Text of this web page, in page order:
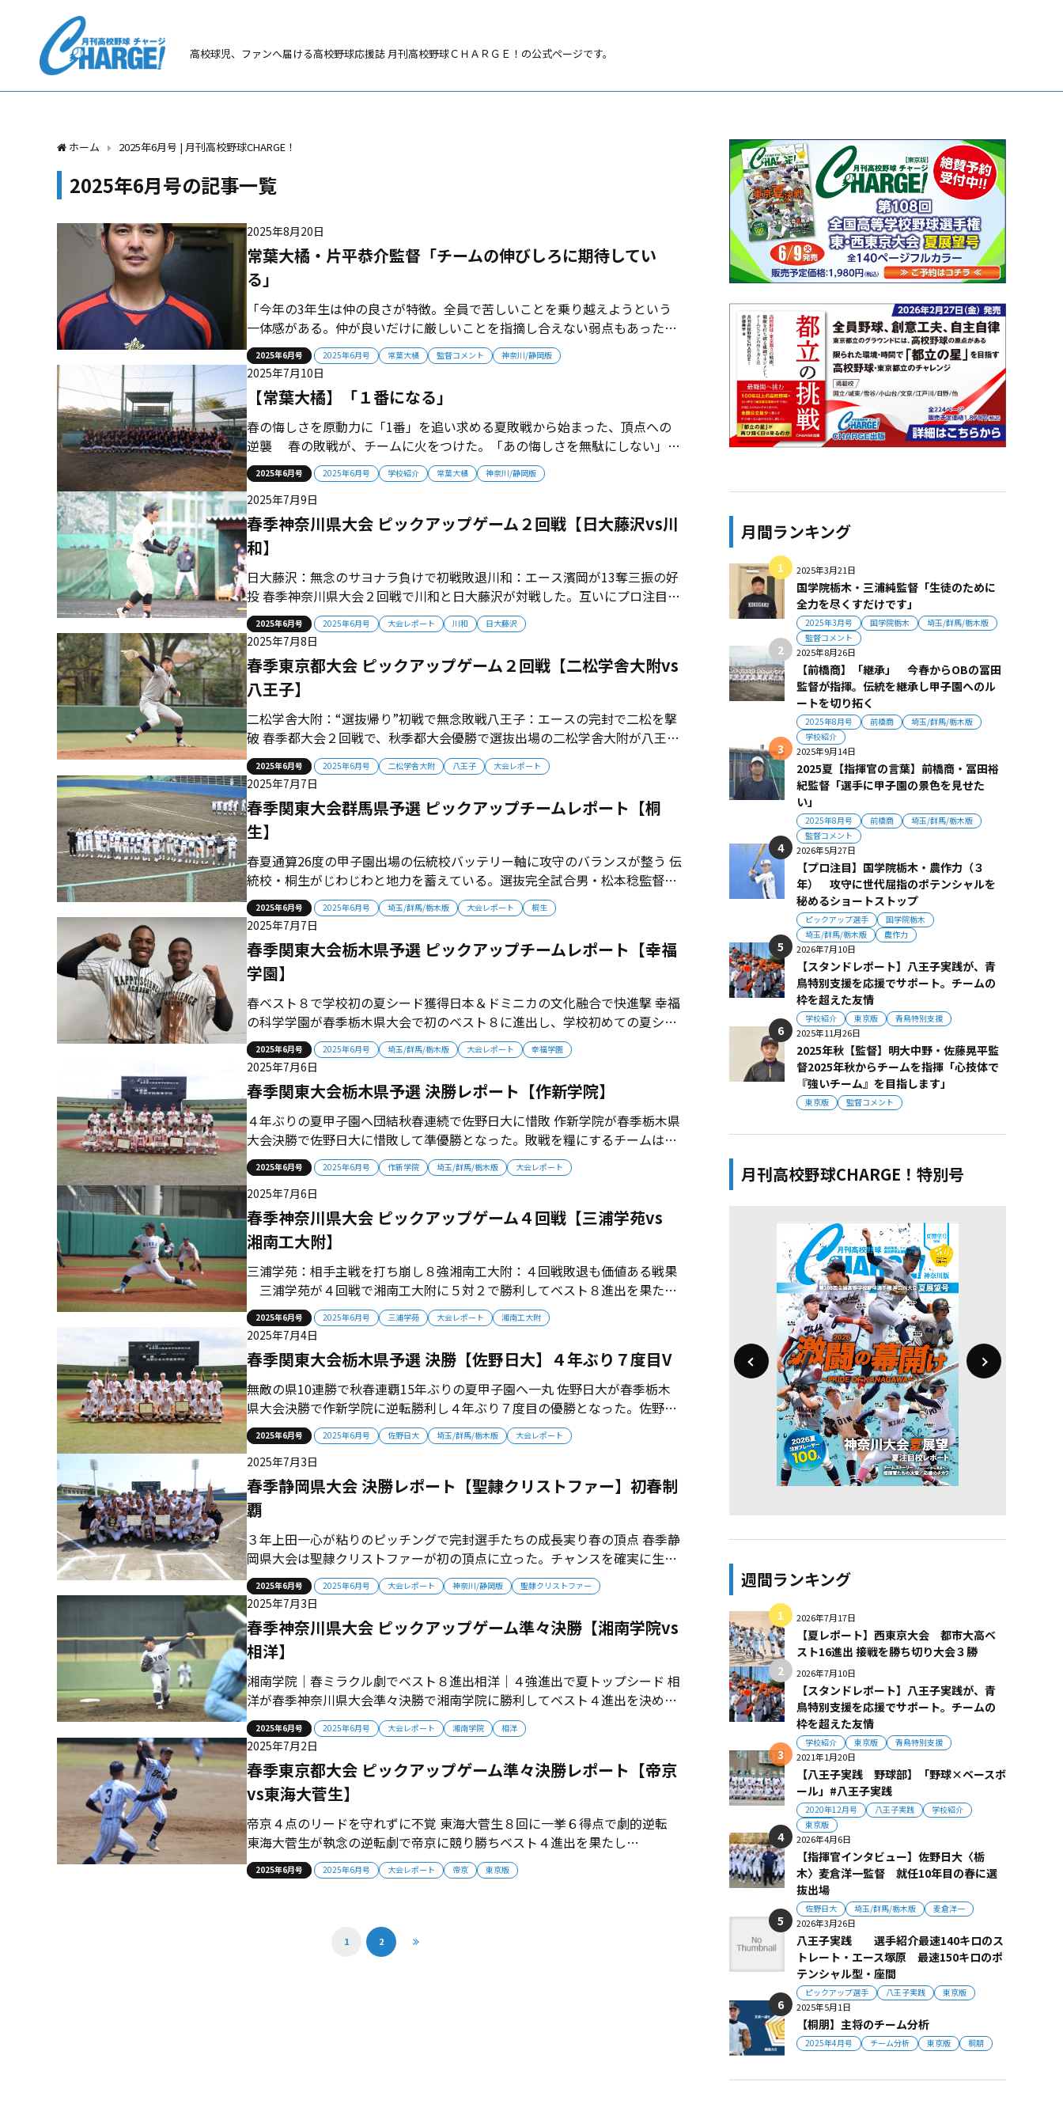
高校球児、ファンへ届ける高校野球応援誌 月刊高校野球ＣＨＡＲＧＥ！の公式ページです。
ホーム 2025年6月号 | 月刊高校野球CHARGE！
2025年6月号の記事一覧
2025年6月号 2025年6月号 常葉大橘 監督コメント 神奈川/静岡版
常葉大橘・片平恭介監督「チームの伸びしろに期待してい
る」
2025年8月20日
「今年の3年生は仲の良さが特徴。全員で苦しいことを乗り越えようという
一体感がある。仲が良いだけに厳しいことを指摘し合えない弱点もあった。
春の大会で負けたことで、それだけではダメだと気付き、練習での雰囲気も
変わってきた。まだまだ伸びしろのあるチームだと感じている」【監督プロ
フィール】1988年静岡県生まれ。常葉橘−常葉大...
2025年6月号 2025年6月号 学校紹介 常葉大橘 神奈川/静岡版
【常葉大橘】「１番になる」
2025年7月10日
春の悔しさを原動力に「1番」を追い求める夏敗戦から始まった、頂点への
逆襲 春の敗戦が、チームに火をつけた。「あの悔しさを無駄にしない」と
心に誓い、“本音でぶつかるチーム”へと変わった。一人ひとりが「1番」を
目指し、仲間とともに頂点を目指す夏が始まる。（取材・栗山司） ■負けか
ら得た財産 この夏はノーシードから頂点へ―...
2025年6月号 2025年6月号 大会レポート 川和 日大藤沢
春季神奈川県大会 ピックアップゲーム２回戦【日大藤沢vs川
和】
2025年7月9日
日大藤沢：無念のサヨナラ負けで初戦敗退川和：エース濱岡が13奪三振の好
投 春季神奈川県大会２回戦で川和と日大藤沢が対戦した。互いにプロ注目選
手を擁するチーム同士の激突は大会屈指の好カード。プロスカウトが集結し
た中で川和が４対３で競り勝った。 ■プロ９球団スカウトが集結 試合会場
となった日大藤沢グラウンドには、国内プロ球...
2025年6月号 2025年6月号 二松学舎大附 八王子 大会レポート
春季東京都大会 ピックアップゲーム２回戦【二松学舎大附vs
八王子】
2025年7月8日
二松学舎大附：“選抜帰り”初戦で無念敗戦八王子：エースの完封で二松を撃
破 春季都大会２回戦で、秋季都大会優勝で選抜出場の二松学舎大附が八王子
に敗れた。春初戦で屈した二松学舎大附は、夏のノーシードが決定した。 ■
打線が沈黙し３安打で無情の敗戦 春季都大会２回戦二松学舎大附対八王子
は、大会序盤の好カード。秋季都大会優勝で選...
2025年6月号 2025年6月号 埼玉/群馬/栃木版 大会レポート 桐生
春季関東大会群馬県予選 ピックアップチームレポート【桐
生】
2025年7月7日
春夏通算26度の甲子園出場の伝統校バッテリー軸に攻守のバランスが整う 伝
統校・桐生がじわじわと地力を蓄えている。選抜完全試合男・松本稔監督が
率いるチームは、夏のダークホースになる予感が漂っている。 ■昨秋は２回
戦で樹徳を撃破 春夏通算26度の甲子園出場を誇る伝統校・桐生。2021年度
に桐生女子高と統合し、新たに男女共学...
2025年6月号 2025年6月号 埼玉/群馬/栃木版 大会レポート 幸福学園
春季関東大会栃木県予選 ピックアップチームレポート【幸福
学園】
2025年7月7日
春ベスト８で学校初の夏シード獲得日本＆ドミニカの文化融合で快進撃 幸福
の科学学園が春季栃木県大会で初のベスト８に進出し、学校初めての夏シー
ド権を獲得した。ドミニカ出身の２選手らの活躍によって旋風を巻き起こし
た。 ■2010年に開校し同秋から大会参加 幸福の科学学園は栃木県那須郡
に位置する全寮制の高校。2010年に開校...
2025年6月号 2025年6月号 作新学院 埼玉/群馬/栃木版 大会レポート
春季関東大会栃木県予選 決勝レポート【作新学院】
2025年7月6日
４年ぶりの夏甲子園へ団結秋春連続で佐野日大に惜敗 作新学院が春季栃木県
大会決勝で佐野日大に惜敗して準優勝となった。敗戦を糧にするチームは関
東大会を経て、４年ぶりの夏甲子園を目指す。 ■決勝では主砲・土井が３ラ
ン 作新学院は2011年から県内夏10連覇。2016年にはエース今井達也（西
武）を擁して全国制覇を成し遂げている...
2025年6月号 2025年6月号 三浦学苑 大会レポート 湘南工大附
春季神奈川県大会 ピックアップゲーム４回戦【三浦学苑vs
湘南工大附】
2025年7月6日
三浦学苑：相手主戦を打ち崩し８強湘南工大附：４回戦敗退も価値ある戦果
三浦学苑が４回戦で湘南工大附に５対２で勝利してベスト８進出を果たし
た。両チームの力強い進撃は、神奈川高校野球に新たな風を吹き込んだ。 ■
３回戦で秋３位の平塚学園撃破 湘南工大附は３回戦で秋３位の平塚学園と対
戦した。相手優位の下馬評の中で、右オーバー...
2025年6月号 2025年6月号 佐野日大 埼玉/群馬/栃木版 大会レポート
春季関東大会栃木県予選 決勝【佐野日大】４年ぶり７度目V
2025年7月4日
無敵の県10連勝で秋春連覇15年ぶりの夏甲子園へ一丸 佐野日大が春季栃木
県大会決勝で作新学院に逆転勝利し４年ぶり７度目の優勝となった。佐野日
大は秋春の県大会連覇となった。（取材・永島一顕） ■作新相手に６回に大
逆転勝利 佐野日大の誤算は６回表までに大きくリードされたこと。１対３で
迎えた６回には土井雄一郎に３ランを打たれ...
2025年6月号 2025年6月号 大会レポート 神奈川/静岡版 聖隷クリストファー
春季静岡県大会 決勝レポート【聖隷クリストファー】初春制
覇
2025年7月3日
３年上田一心が粘りのピッチングで完封選手たちの成長実り春の頂点 春季静
岡県大会は聖隷クリストファーが初の頂点に立った。チャンスを確実に生か
す戦いで見事な完封勝利。夏に向け、さらに期待が高まる。（取材・栗山
司） ■悔しさを力に変えて この日、先発を任されたのはスリークオーター
右腕の上田一心（3年）。「チャンスをもらったの...
2025年6月号 2025年6月号 大会レポート 湘南学院 相洋
春季神奈川県大会 ピックアップゲーム準々決勝【湘南学院vs
相洋】
2025年7月3日
湘南学院｜春ミラクル劇でベスト８進出相洋｜４強進出で夏トップシード 相
洋が春季神奈川県大会準々決勝で湘南学院に勝利してベスト４進出を決め
た。ベスト８の湘南学院は夏の第２シードを獲得して大会を終えた。 ■今春
のダークホース 湘南学院は、今大会でダークホースとなったチームの一つ
だ。決して簡単なトーナメント組み合わせではなか...
2025年6月号 2025年6月号 大会レポート 帝京 東京版
春季東京都大会 ピックアップゲーム準々決勝レポート【帝京
vs東海大菅生】
2025年7月2日
帝京４点のリードを守れずに不覚 東海大菅生８回に一挙６得点で劇的逆転
東海大菅生が執念の逆転劇で帝京に競り勝ちベスト４進出を果たし
た。“東”と“西”の横綱同士の対戦は見応えある一番だった。 ■梅景、唐津が
迫力のホームラン 中盤までは完全に帝京のゲームだった。帝京は、プロ注目
1 2
月間ランキング
2025年3月21日
国学院栃木・三浦純監督「生徒のために
全力を尽くすだけです」
2025年3月号 国学院栃木
埼玉/群馬/栃木版
監督コメント
2025年8月26日
【前橋商】「継承」 今春からOBの冨田
監督が指揮。伝統を継承し甲子園へのル
ートを切り拓く
2025年8月号 前橋商
埼玉/群馬/栃木版
学校紹介
2025年9月14日
2025夏【指揮官の言葉】前橋商・冨田裕
紀監督「選手に甲子園の景色を見せた
い」
2025年8月号 前橋商
埼玉/群馬/栃木版
監督コメント
2026年5月27日
【プロ注目】国学院栃木・農作力（３
年） 攻守に世代屈指のポテンシャルを
秘めるショートストップ
ピックアップ選手
国学院栃木
埼玉/群馬/栃木版
農作力
2026年7月10日
【スタンドレポート】八王子実践が、青
鳥特別支援を応援でサポート。チームの
枠を超えた友情
学校紹介 東京版 青鳥特別支援
2025年11月26日
2025年秋【監督】明大中野・佐藤晃平監
督2025年秋からチームを指揮「心技体で
『強いチーム』を目指します」
東京版 監督コメント
月刊高校野球CHARGE！特別号
週間ランキング
2026年7月17日
【夏レポート】西東京大会 都市大高ベ
スト16進出 接戦を勝ち切り大会３勝
2026年7月10日
【スタンドレポート】八王子実践が、青
鳥特別支援を応援でサポート。チームの
枠を超えた友情
学校紹介 東京版 青鳥特別支援
2021年1月20日
【八王子実践 野球部】「野球×ベースボ
ール」#八王子実践
2020年12月号 八王子実践
学校紹介
東京版
2026年4月6日
【指揮官インタビュー】佐野日大〈栃
木〉麦倉洋一監督 就任10年目の春に選
抜出場
佐野日大 埼玉/群馬/栃木版 麦倉洋一
2026年3月26日
八王子実践 選手紹介最速140キロのス
トレート・エース塚原 最速150キロのポ
テンシャル型・座間
ピックアップ選手 八王子実践 東京版
2025年5月1日
【桐朋】主将のチーム分析
2025年4月号 チーム分析 東京版 桐朋